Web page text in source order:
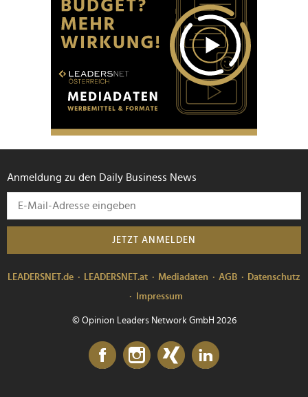
Anmeldung zu den Daily Business News
JETZT ANMELDEN
LEADERSNET.de LEADERSNET.at Mediadaten AGB
Datenschutz
Impressum
© Opinion Leaders Network GmbH 2026